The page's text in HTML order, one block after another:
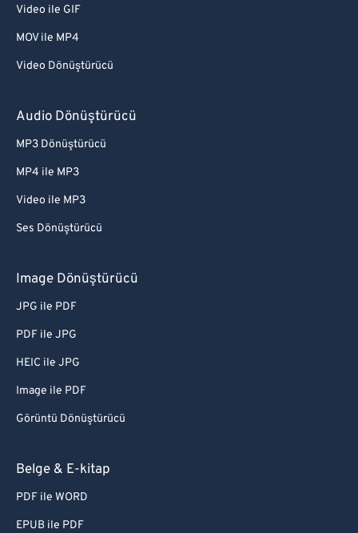
Video ile GIF
MOV ile MP4
Video Dönüştürücü
Audio Dönüştürücü
MP3 Dönüştürücü
MP4 ile MP3
Video ile MP3
Ses Dönüştürücü
Image Dönüştürücü
JPG ile PDF
PDF ile JPG
HEIC ile JPG
Image ile PDF
Görüntü Dönüştürücü
Belge & E-kitap
PDF ile WORD
EPUB ile PDF